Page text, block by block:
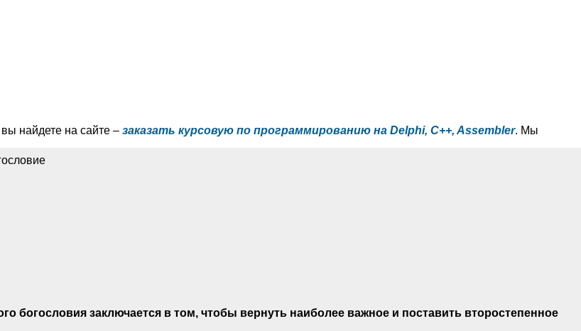
найдете на сайте – заказать курсовую по программированию на Delphi, C++, Assembler. Мы
богословия заключается в том, чтобы вернуть наиболее важное и поставить второстепенное